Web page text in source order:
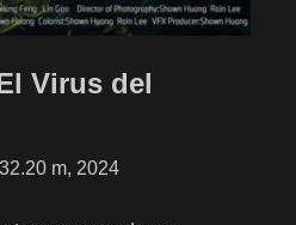
Virus del
m, 2024